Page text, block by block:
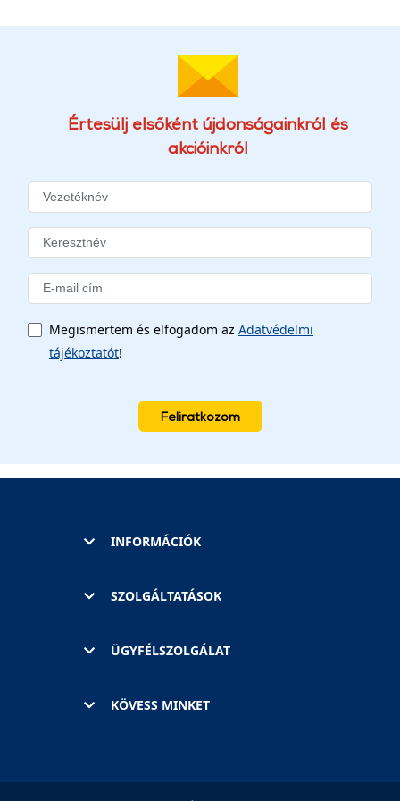
Értesülj elsőként újdonságainkról és
akcióinkról
Megismertem és elfogadom az Adatvédelmi
tájékoztatót!
Feliratkozom
INFORMÁCIÓK
SZOLGÁLTATÁSOK
ÜGYFÉLSZOLGÁLAT
KÖVESS MINKET